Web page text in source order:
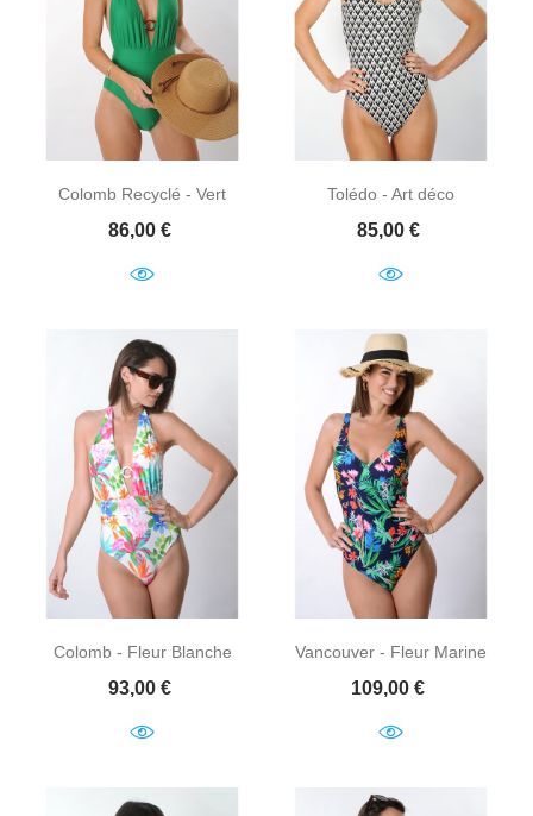
Colomb Recyclé - Vert
Prix
86,00 €
Tolédo - Art déco
Prix
85,00 €
Colomb - Fleur Blanche
Prix
93,00 €
Vancouver - Fleur Marine
Prix
109,00 €